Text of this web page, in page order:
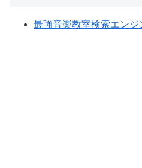
最強音楽教室検索エン